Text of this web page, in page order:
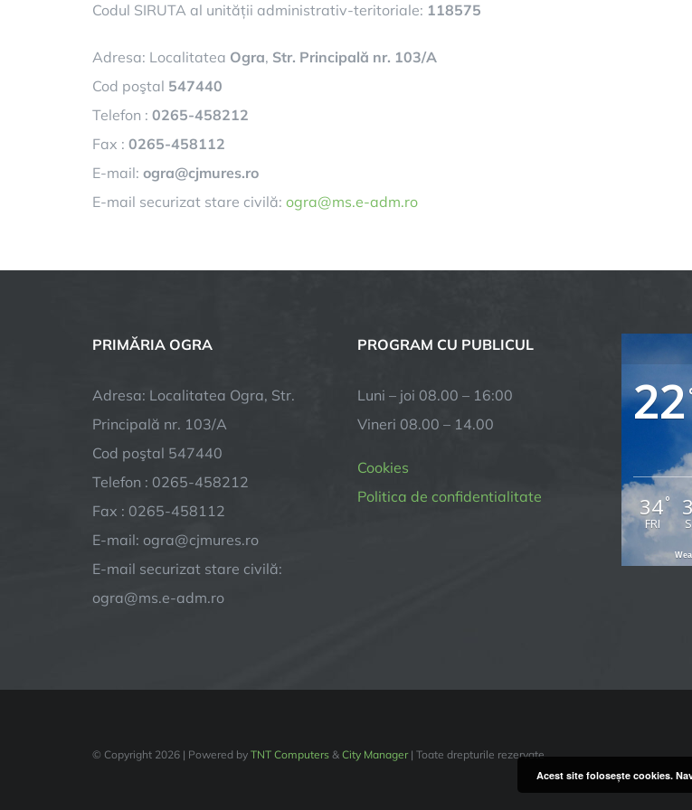
Codul SIRUTA al unității administrativ-teritoriale: 118575
Adresa: Localitatea Ogra, Str. Principală nr. 103/A
Cod poştal 547440
Telefon : 0265-458212
Fax : 0265-458112
E-mail: ogra@cjmures.ro
E-mail securizat stare civilă: ogra@ms.e-adm.ro
PRIMĂRIA OGRA
Adresa: Localitatea Ogra, Str.
Principală nr. 103/A
Cod poştal 547440
Telefon : 0265-458212
Fax : 0265-458112
E-mail: ogra@cjmures.ro
E-mail securizat stare civilă:
ogra@ms.e-adm.ro
PROGRAM CU PUBLICUL
Luni – joi 08.00 – 16:00
Vineri 08.00 – 14.00
Cookies
Politica de confidentialitate
22
34°
FRI
© Copyright 2026 | Powered by TNT Computers & City Manager| Toate drepturile rezervate
Acest site foloseşte cookies.